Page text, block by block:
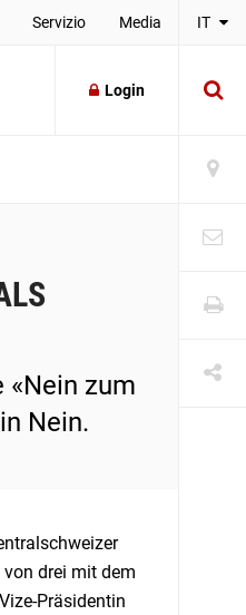
Servizio Media IT
Login
«Nein zum
Nein.
drei mit dem
Präsidentin